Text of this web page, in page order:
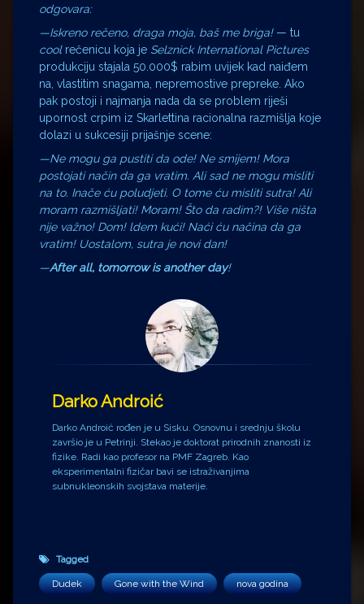
odgovara:
—Iskreno rečeno, draga moja, baš me briga! — tu
coolrečenicu koja je Selznick International Pictures
produkciju stajala 50.000$ rabim uvijek kad naiđem
na, vlastitim snagama, nepremostive prepreke. Ako
pak postoji i najmanja nada da se problem riješi
upornost crpim iz Skarlettina racionalna razmišlja koje
dolazi u sukcesiji prijašnje scene:
—Ne mogu ga pustiti da ode! Ne smijem! Mora
postojati način da ga vratim. Ali sad ne mogu misliti
na to. Inače ću poludjeti. O tome ću misliti sutra! Ali
moram razmišljati! Moram! Što da radim?! Više ništa
nije važno! Dom! ldem kući! Naći ću načina da ga
vratim! Uostalom, sutra je novi dan!
—After all, tomorrow is another day!
Darko Androić
Darko Androić rođen je u Sisku. Osnovnu i srednju školu
završio je u Petrinji. Stekao je doktorat prirodnih znanosti iz
fizike. Radi kao profesor na PMF Zagreb. Kao
eksperimentalni fizičar bavi se istraživanjima
subnukleonskih svojstava materije.
Tagged
Dudek Gone with the Wind nova godina